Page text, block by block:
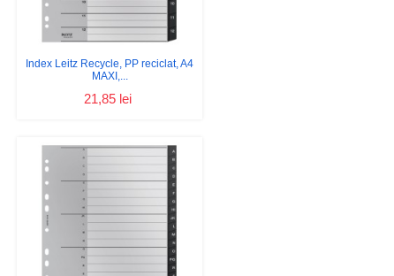
Index Leitz Recycle, PP reciclat, A4
MAXI,...
21,85 lei